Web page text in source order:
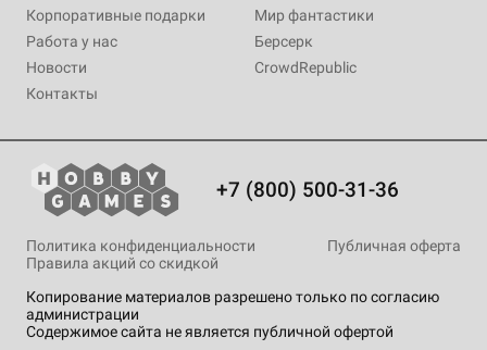
Корпоративные подарки
Работа у нас
Новости
Контакты
Мир фантастики
Берсерк
CrowdRepublic
+7 (800) 500-31-36
Копирование материалов разрешено только по согласию
администрации
Содержимое сайта не является публичной офертой
Политика конфиденциальности
Публичная оферта
Правила акций со скидкой